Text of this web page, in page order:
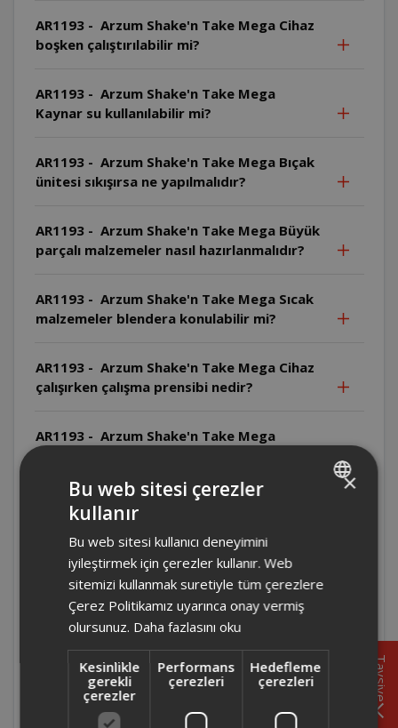
AR1193 - Arzum Shake'n Take Mega Cihaz
boşken çalıştırılabilir mi?
AR1193 - Arzum Shake'n Take Mega
Kaynar su kullanılabilir mi?
AR1193 - Arzum Shake'n Take Mega Bıçak
ünitesi sıkışırsa ne yapılmalıdır?
AR1193 - Arzum Shake'n Take Mega Büyük
parçalı malzemeler nasıl hazırlanmalıdır?
AR1193 - Arzum Shake'n Take Mega Sıcak
malzemeler blendera konulabilir mi?
AR1193 - Arzum Shake'n Take Mega Cihaz
çalışırken çalışma prensibi nedir?
AR1193 - Arzum Shake'n Take Mega
AR1193 - Arzum Shake'n Take Mega
Temizlikte hangi malzemeler
kullanılmamalıdır?
AR1193 - Arzum Shake'n Take Mega Bıçak
nasıl temizlenmelidir?
AR1193 - Arzum Shake'n Take Mega
Temizlik öncesi ne yapılmalıdır?
Tavsiye
×
Bu web sitesi çerezler
kullanır
Bu web sitesi kullanıcı deneyimini
iyileştirmek için çerezler kullanır. Web
sitemizi kullanmak suretiyle tüm çerezlere
Çerez Politikamız uyarınca onay vermiş
olursunuz. Daha fazlasını oku
Kesinlikle
gerekli
çerezler
Performans
çerezleri
Hedefleme
çerezleri